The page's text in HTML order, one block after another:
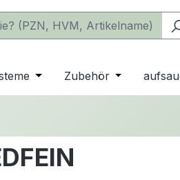
der Kategorie einfache
Öffne oder Schließe das
Zubehör Öffne oder